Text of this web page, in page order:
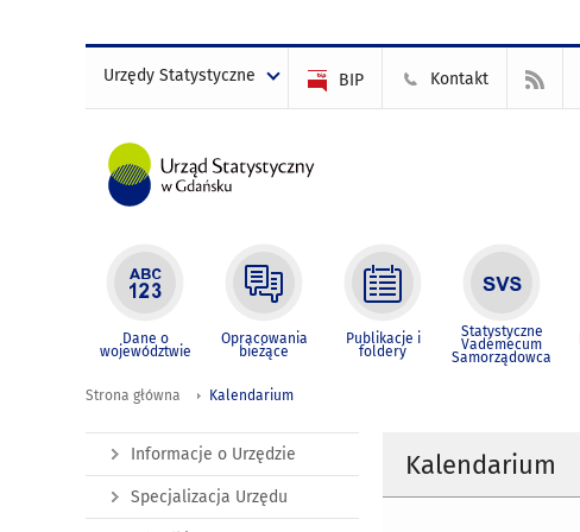
Urzędy Statystyczne BIP Kontakt
Dane o
województwie
Opracowania
bieżące
Publikacje i
foldery
Statystyczne
Vademecum
Samorządowca
Strona główna Kalendarium
Kalendarium
Informacje o Urzędzie
Specjalizacja Urzędu